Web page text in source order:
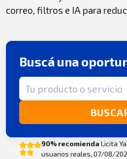
correo, filtros e IA para
Buscá una
Término de búsqueda
90% recomienda Licita
usuarios reales, 07/08/